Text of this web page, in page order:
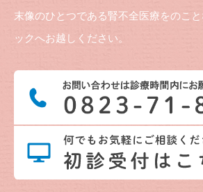
末像のひとつである腎不全医療をのこ
ックへお越しください。